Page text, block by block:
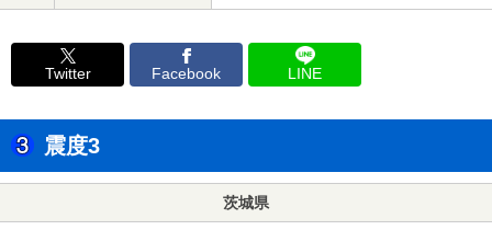
Twitter Facebook LINE
震度3
茨城県